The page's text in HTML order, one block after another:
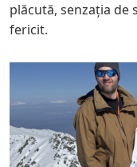
plăcută, senzația de
fericit.